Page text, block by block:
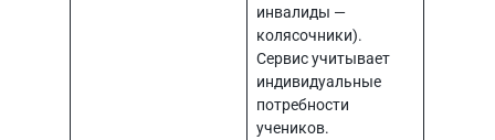
инвалиды —
колясочники).
Сервис учитывает
индивидуальные
потребности
учеников.